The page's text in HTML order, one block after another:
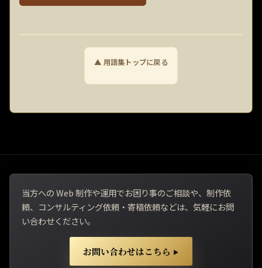
▲ 用語集トップに戻る
当方への Web 制作や運用でお困り事のご相談や、制作依
頼、コンサルティング依頼・寄稿依頼などは、気軽にお問
い合わせください。
お問い合わせはこちら ▶